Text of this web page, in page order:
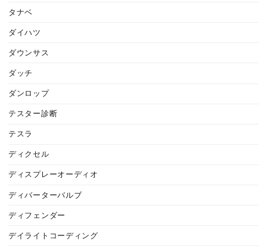
タナベ
ダイハツ
ダウンサス
ダッチ
ダンロップ
テスター診断
テスラ
ディクセル
ディスプレーオーディオ
ディバーターバルブ
ディフェンダー
デイライトコーディング